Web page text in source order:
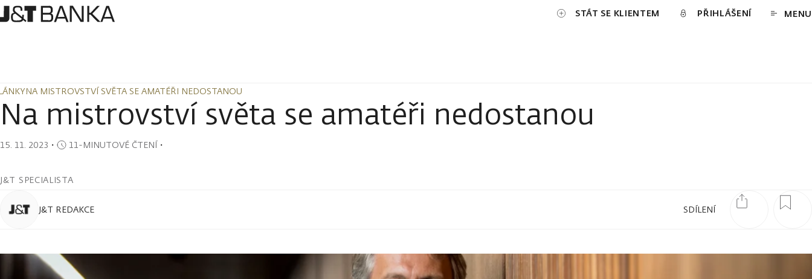
STÁT SE KLIENTEM PŘIHLÁŠENÍ MENU
NA MISTROVSTVÍ SVĚTA SE AMATÉŘI NEDOSTANOU
NA MISTROVSTVÍ SVĚTA SE AMATÉŘI NEDOSTANOU
Na mistrovství světa se amatéři nedostanou
15. 11. 2023 ・ 11-MINUTOVÉ ČTENÍ・
J&T SPECIALISTA
SDÍLENÍ
J&T REDAKCE